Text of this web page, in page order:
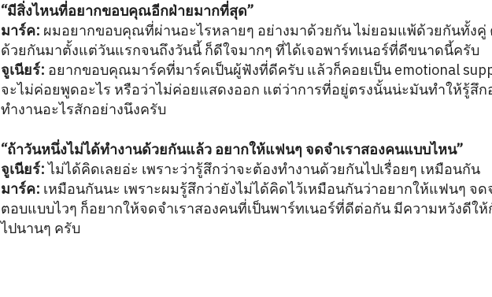
“มีสิ่งไหนที่อยากขอบคุณอีกฝ่ายมากที่สุด”
มาร์ค: ผมอยากขอบคุณที่ผ่านอะไรหลายๆ อย่างมาด้วยกัน ไม่ยอมแพ้ด้วยกันทั้งคู่
ด้วยกันมาตั้งแต่วันแรกจนถึงวันนี้ ก็ดีใจมากๆ ที่ได้เจอพาร์ทเนอร์ที่ดีขนาดนี้ครับ
จูเนียร์: อยากขอบคุณมาร์คที่มาร์คเป็นผู้ฟังที่ดีครับ แล้วก็คอยเป็น emotional
จะไม่ค่อยพูดอะไร หรือว่าไม่ค่อยแสดงออก แต่ว่าการที่อยู่ตรงนั้นน่ะมันทำให้รู้สึก
ทำงานอะไรสักอย่างนึงครับ
“ถ้าวันหนึ่งไม่ได้ทำงานด้วยกันแล้ว อยากให้แฟนๆ จดจำเราสองคนแบบไหน”
จูเนียร์:ไม่ได้คิดเลยอ่ะ เพราะว่ารู้สึกว่าจะต้องทำงานด้วยกันไปเรื่อยๆ เหมือนกัน
มาร์ค: เหมือนกันนะ เพราะผมรู้สึกว่ายังไม่ได้คิดไว้เหมือนกันว่าอยากให้แฟนๆ จด
ตอบแบบไวๆ ก็อยากให้จดจำเราสองคนที่เป็นพาร์ทเนอร์ที่ดีต่อกัน มีความหวังดีใ
ไปนานๆ ครับ